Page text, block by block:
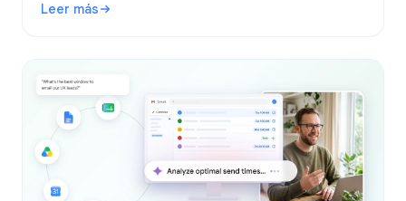
escritorio y móvil.
Leer más
: Cómo Desactivar la IA en Gmail: Deshabilita Gemini